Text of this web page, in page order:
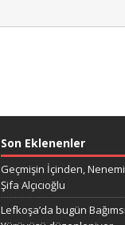
Son Eklenenler
Geçmişin İçinden,
Şifa Alçıcıoğlu
Lefkoşa’da bugün